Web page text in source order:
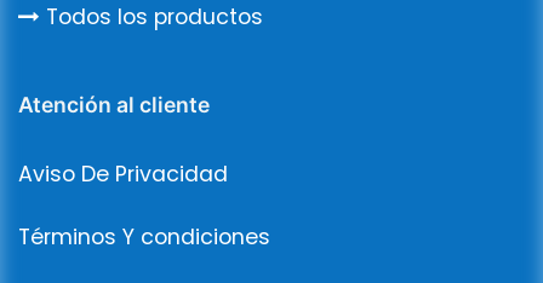
Todos los productos
Atención al cliente
Aviso De Privacidad
Términos Y condiciones